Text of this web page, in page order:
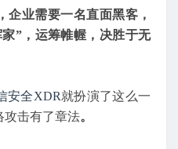
企业需要一名直面黑客，
”，运筹帷幄，决胜于无
安全XDR就扮演了这么一
攻击有了章法。